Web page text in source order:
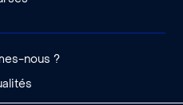
nous ?